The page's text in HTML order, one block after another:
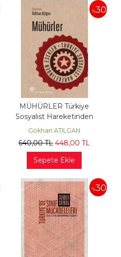
%30
MÜHÜRLER Türkiye
Sosyalist Hareketinden
Eserler
Gökhan ATILGAN
640,00TL 448,00 TL
Sepete Ekle
%30